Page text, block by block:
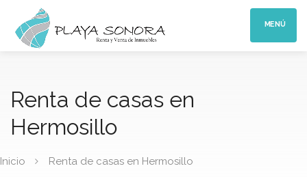
MENÚ
Renta de casas en
Hermosillo
Inicio Renta de casas en Hermosillo